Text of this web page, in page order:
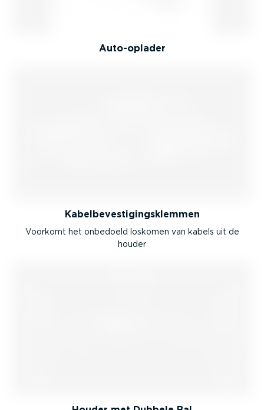
Auto-op­lader
Kabel­be­ves­ti­gings­klemmen
Voorkomt het onbedoeld loskomen van kabels uit de
houder